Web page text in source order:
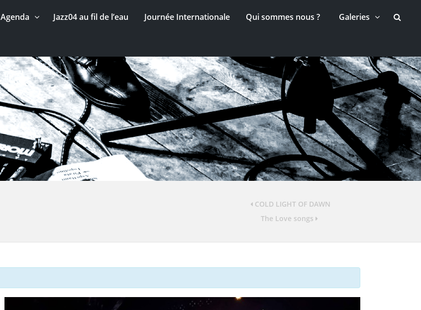
Agenda Jazz04 au fil de l’eau Journée Internationale Qui sommes nous ? Galeries
COLD LIGHT OF DAWN
The Love songs